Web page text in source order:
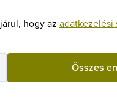
hogy az adatkezelési
Összes